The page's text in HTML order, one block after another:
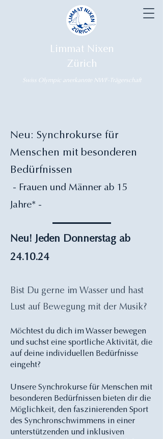
Limmat Nixen
Zürich
Swiss Olympic anerkannte NWF-Trägerschaft
Neu: Synchrokurse für
Menschen mit besonderen
Bedürfnissen
- Frauen und Männer ab 15
Jahre* -
Neu! Jeden Donnerstag ab
24.10.24
Bist Du gerne im Wasser und hast
Lust auf Bewegung mit der Musik?
Möchtest du dich im Wasser bewegen
und suchst eine sportliche Aktivität, die
auf deine individuellen Bedürfnisse
eingeht?
Unsere Synchrokurse für Menschen mit
besonderen Bedürfnissen bieten dir die
Möglichkeit, den faszinierenden Sport
des Synchronschwimmens in einer
unterstützenden und inklusiven